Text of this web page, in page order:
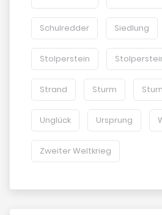
Schulredder Siedlung
Stolperstein
Strand Sturm
Unglück Ursprung
Zweiter Weltkrieg